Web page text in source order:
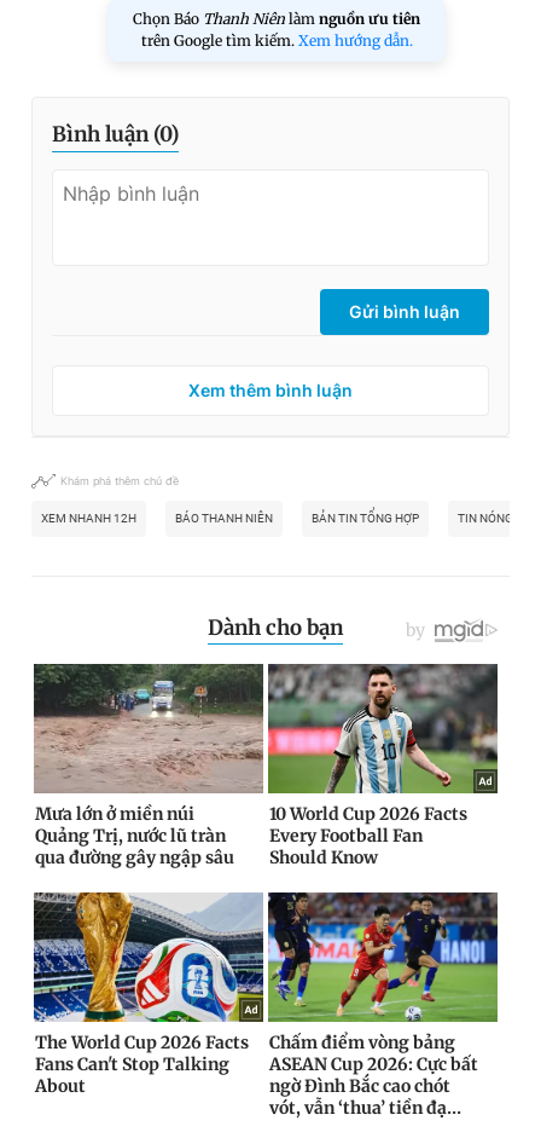
Chọn Báo Thanh Niên làm nguồn ưu tiên
trên Google tìm kiếm. Xem hướng dẫn.
Bình luận (0)
Gửi bình luận
Xem thêm bình luận
Khám phá thêm chủ đề
XEM NHANH 12H BÁO THANH NIÊN BẢN TIN TỔNG HỢP TIN NÓNG